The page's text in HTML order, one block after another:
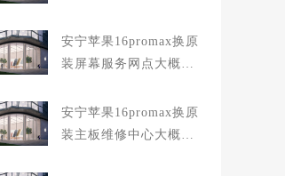
安宁苹果16promax换原
装屏幕服务网点大概多
安宁苹果16promax换原
装主板维修中心大概多